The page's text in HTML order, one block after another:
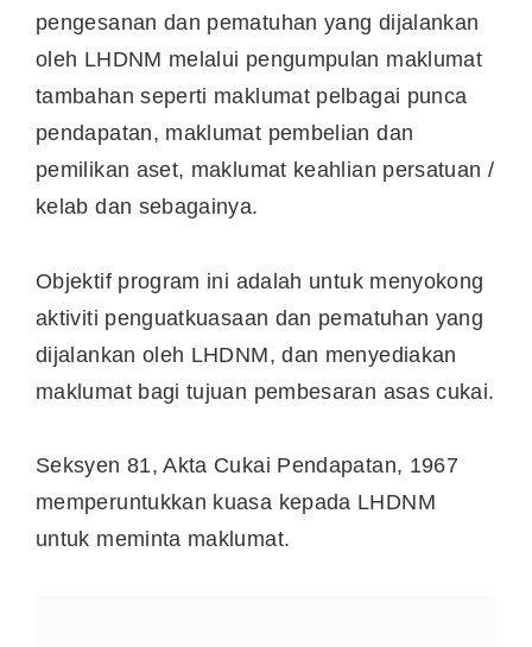
pengesanan dan pematuhan yang dijalankan
oleh LHDNM melalui pengumpulan maklumat
tambahan seperti maklumat pelbagai punca
pendapatan, maklumat pembelian dan
pemilikan aset, maklumat keahlian persatuan /
kelab dan sebagainya.
Objektif program ini adalah untuk menyokong
aktiviti penguatkuasaan dan pematuhan yang
dijalankan oleh LHDNM, dan menyediakan
maklumat bagi tujuan pembesaran asas cukai.
Seksyen 81, Akta Cukai Pendapatan, 1967
memperuntukkan kuasa kepada LHDNM
untuk meminta maklumat.